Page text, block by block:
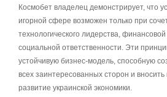
Космобет владелец демонстрирует, что
игорной сфере возможен только при
технологического лидерства,
социальной ответственности. Эти
устойчивую бизнес-модель, способную
всех заинтересованных сторон и
развитие украинской экономики.